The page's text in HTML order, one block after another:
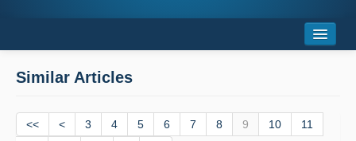
Journal Boards
Similar Articles
<< < 3 4 5 6 7 8 9 10
11